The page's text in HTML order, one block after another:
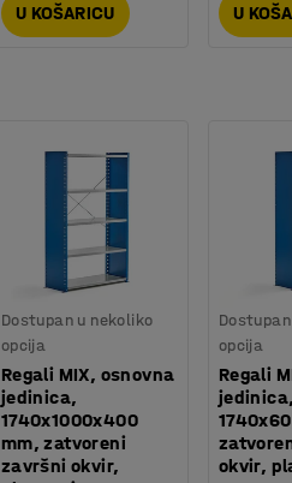
U KOŠARICU U
Dostupan u nekoliko
opcija
Regali MIX, osnovna
jedinica,
1740x1000x400
mm, zatvoreni
završni okvir,
opcija
Regali
okvir,